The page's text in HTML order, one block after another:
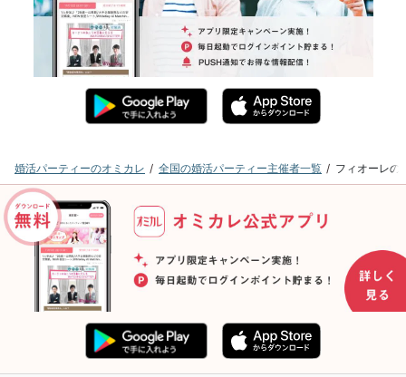
婚活パーティーのオミカレ 全国の婚活パーティー主催者一覧 フィオーレの